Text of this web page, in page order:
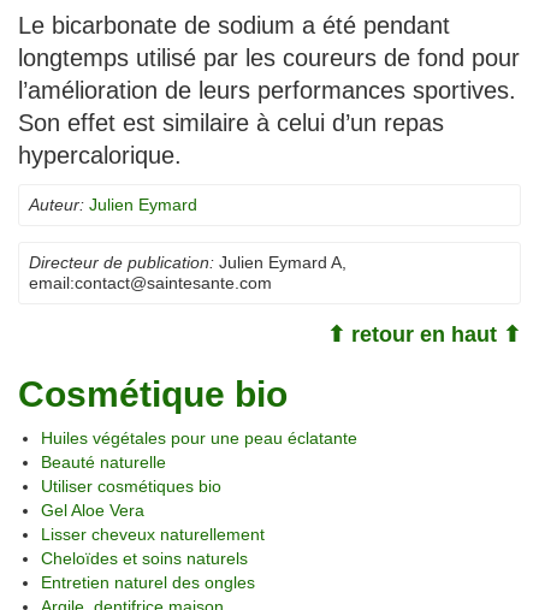
Le bicarbonate de sodium a été pendant
longtemps utilisé par les coureurs de fond pour
l’amélioration de leurs performances sportives.
Son effet est similaire à celui d’un repas
hypercalorique.
Auteur: Julien Eymard
Directeur de publication: Julien Eymard A
email:contact@saintesante.com
⬆ retour en haut ⬆
Cosmétique bio
Huiles végétales pour une peau éclatante
Beauté naturelle
Utiliser cosmétiques bio
Gel Aloe Vera
Lisser cheveux naturellement
Cheloïdes et soins naturels
Entretien naturel des ongles
Argile, dentifrice maison